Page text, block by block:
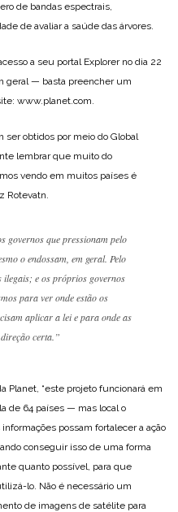
de bandas espectrais,
de avaliar a saúde das árvores.
a seu portal Explorer no dia 22
geral — basta preencher um
www.planet.com.
ser obtidos por meio do Global
lembrar que muito do
vendo em muitos países é
Rotevatn.
governos que pressionam pelo
o endossam, em geral. Pelo
e os próprios governos
para ver onde estão os
aplicar a lei e para onde as
certa.”
Planet, “este projeto funcionará em
de 64 países — mas local o
possam fortalecer a ação
conseguir isso de uma forma
quanto possível, para que
lo. Não é necessário um
de imagens de satélite para